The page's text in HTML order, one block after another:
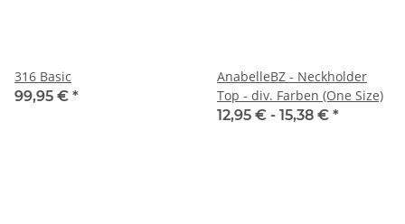
316 Basic
99,95 € *
AnabelleBZ - Neckholder
Top - div. Farben (One Size)
12,95 € - 15,38 € *